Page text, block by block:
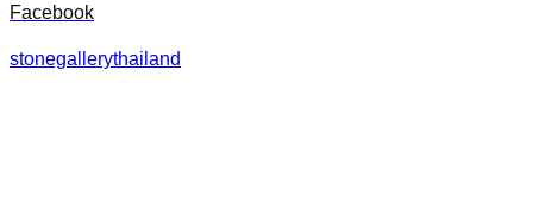
Facebook
stonegallerythailand